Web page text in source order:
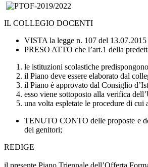
IL COLLEGIO DOCENTI
VISTA la legge n. 107 del
PRESO ATTO che l’art.1 della
le istituzioni scolastiche
il Piano deve essere elaborato dal
il Piano è approvato dal Consiglio
esso viene sottoposto alla verifica
una volta espletate le procedure di
TENUTO CONTO delle proposte e
dei genitori;
REDIGE